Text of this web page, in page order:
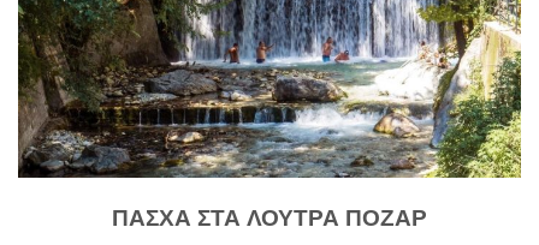
ΠΑΣΧΑ ΣΤΑ ΛΟΥΤΡΑ ΠΟΖΑΡ